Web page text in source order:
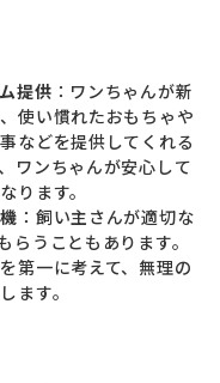
提供 ：ワンちゃんが新
使い慣れたおもちゃや
などを提供してくれる
ワンちゃんが安心して
ります。
：飼い主さんが適切な
らうこともあります。
第一に考えて、無理の
ます。